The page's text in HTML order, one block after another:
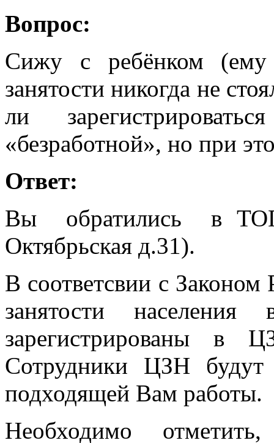
Вопрос:
Сижу с ребёнком
занятости никогда не
ли
«безработной», но при
Ответ:
Вы обратились в
Октябрьская д.31).
В соответсвии с
занятости
зарегистрированы в
Сотрудники ЦЗН будут
подходящей Вам работы.
Необходимо